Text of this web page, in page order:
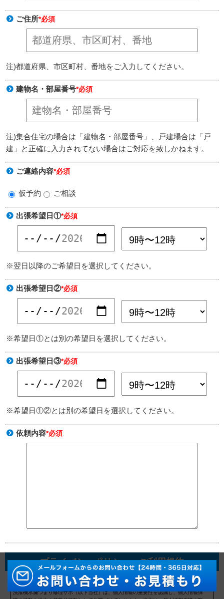
ご住所*必須
注)都道府県、市区町村、番地をご入力してください。
建物名・部屋番号*必須
注)集合住宅の場合は「建物名・部屋番号」、戸建場合は「戸
建」と正確に入力されてない場合はご対応を致しかねます。
ご連絡内容*必須
仮予約 ご相談
出張希望日①*必須
※翌日以降のご希望日を選択してください。
出張希望日②*必須
※希望日①とは別の希望日を選択してください。
出張希望日③*必須
※希望日①②とは別の希望日を選択してください。
依頼内容*必須
プライバシーポリシー・ご利用規約
プライバシーポリシー
洗濯機水漏つまり修理サポ（以下当社）は、個人情報の重要性を認識し、個人情報保